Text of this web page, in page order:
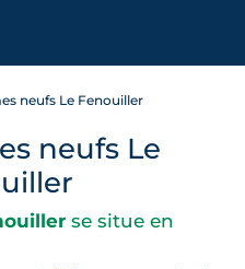
neufs Le Fenouiller
neufs Le
se situe en